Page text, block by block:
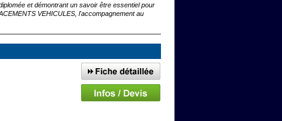
et démontrant un savoir être essentiel pour
VEHICULES, l'accompagnement au